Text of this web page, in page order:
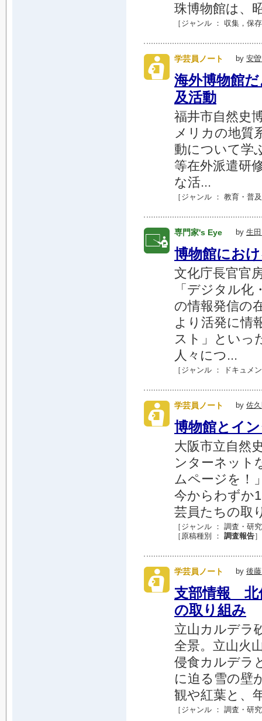
珠博物館は、
［ジャンル ： 収集 ， 保
学芸員ノート by 安
海外博物館
及活動
福井市自然史
メリカの地質
動について学
等在外派遣研
な活...
［ジャンル ： 教育・普及
専門家's Eye by 生
博物館にお
文化庁長官官
「デジタル
の情報発信の
より活発に情
スト」といっ
人々につ...
［ジャンル ： ドキュメ
学芸員ノート by 佐
博物館とイ
大阪市立自然
ンターネット
ムページを！
今からわずか
芸員たちの取
［ジャンル ： 調査・研究
［原稿種別 ： 調査報告］
学芸員ノート by 後
支部情報 北
の取り組み
立山カルデラ
全景。立山火
侵食カルデラ
に迫る雪の壁
観や紅葉と、
［ジャンル ： 調査・研究